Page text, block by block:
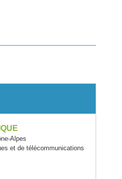
Alpes
et de télécommunications